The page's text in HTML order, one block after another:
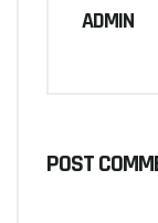
ADMIN
POST